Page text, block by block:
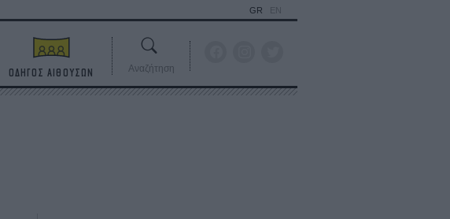
GR EN
ΟΔΗΓΟΣ ΑΙΘΟΥΣΩΝ Αναζήτηση